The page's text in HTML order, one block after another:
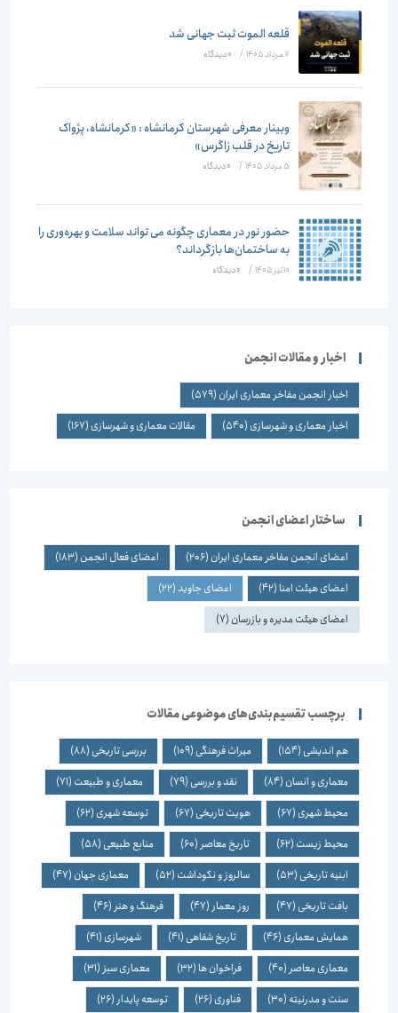
قلعه الموت ثبت جهانی شد
/ ۰ دیدگاه
وبینار معرفی شهرستان کرمانشاه : «کرمانشاه، پژواک
تاریخ در قلب زاگرس»
5 مرداد 1405 / ۰ دیدگاه
حضور نور در معماری چگونه می تواند سلامت و بهره‌وری را
به ساختمان‌ها بازگرداند؟
10 تیر 1405 / ۰ دیدگاه
اخبار و مقالات انجمن
اخبار انجمن مفاخر معماری ایران(579)
اخبار معماری و شهرسازی(540) مقالات معماری و شهرسازی(167)
ساختار اعضای انجمن
اعضای انجمن مفاخر معماری ایران(206) اعضای فعال انجمن(183)
اعضای هیئت امنا (42) اعضای جاوید(22)
اعضای هیئت مدیره و بازرسان(7)
برچسب تقسیم‌بندی‌های موضوعی مقالات
هم اندیشی(154) میراث فرهنگی(109) بررسی تاریخی(88)
معماری و انسان(84) نقد و بررسی(79) معماری و طبیعت(71)
محیط شهری(67) هویت تاریخی(67) توسعه شهری(62)
محیط زیست(62) تاریخ معاصر(60) منابع طبیعی(58)
ابنیه تاریخی(53) سالروز و نکوداشت(52) معماری جهان(47)
بافت تاریخی(47) روز معمار(47) فرهنگ و هنر(46)
همایش معماری(46) تاریخ شفاهی(41) شهرسازی(41)
معماری معاصر(40) فراخوان ها(32) معماری سبز(31)
سنت و مدرنیته(30) فناوری(26) توسعه پایدار(26)